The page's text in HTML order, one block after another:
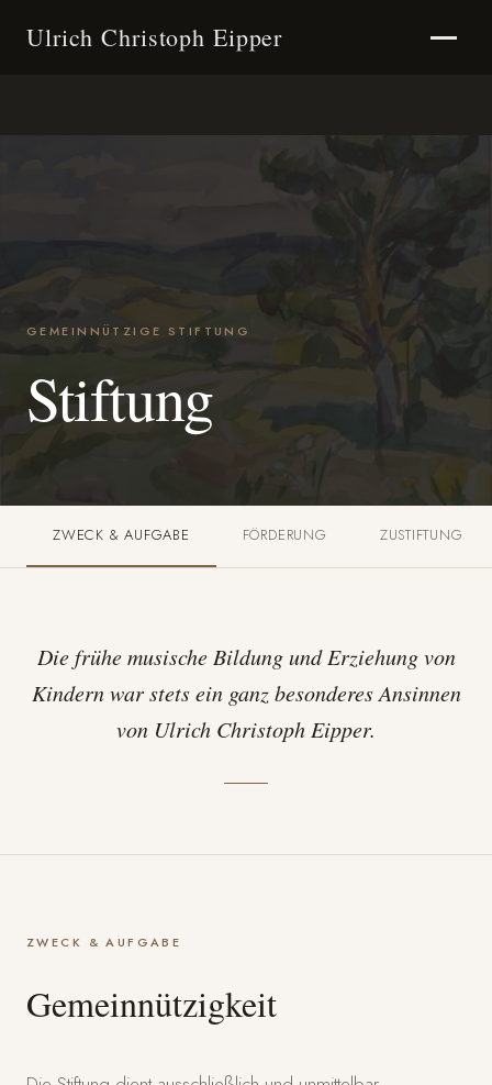
Ulrich Christoph Eipper
GEMEINNÜTZIGE STIFTUNG
Stiftung
ZWECK & AUFGABE FÖRDERUNG ZUSTIFTUNG
Die frühe musische Bildung und Erziehung von
Kindern war stets ein ganz besonderes Ansinnen
von Ulrich Christoph Eipper.
ZWECK & AUFGABE
Gemeinnützigkeit